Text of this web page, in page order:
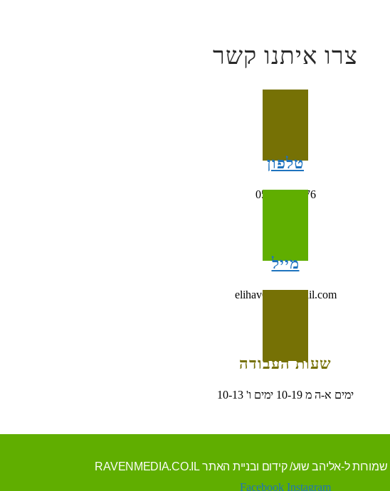
צרו איתנו קשר
טלפון
054-4993676
מייל
elihav698@gmail.com
שעות העבודה
ימים א-ה מ 10-19 ימים ו' 10-13
Facebook Instagram